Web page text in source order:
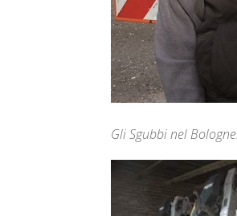
Gli Sgubbi nel